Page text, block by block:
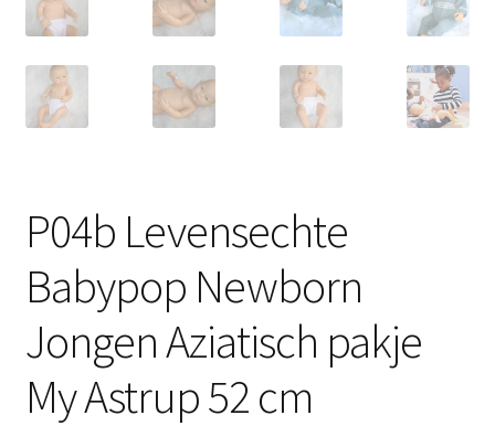
P04b Levensechte
Babypop Newborn
Jongen Aziatisch pakje
My Astrup 52 cm